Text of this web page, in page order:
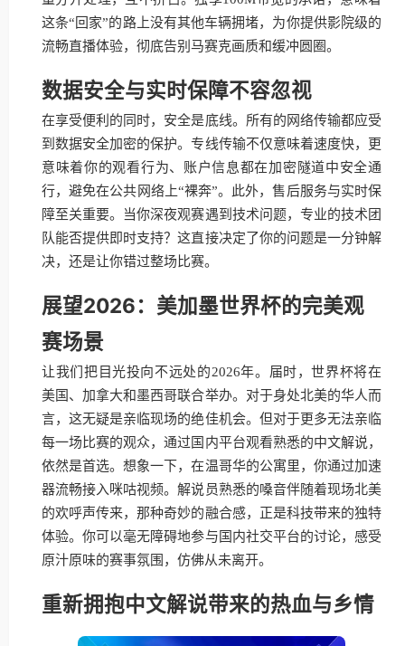
这条“回家”的路上没有其他车辆拥堵，为你提供影院级的
流畅直播体验，彻底告别马赛克画质和缓冲圆圈。
数据安全与实时保障不容忽视
在享受便利的同时，安全是底线。所有的网络传输都应受
到数据安全加密的保护。专线传输不仅意味着速度快，更
意味着你的观看行为、账户信息都在加密隧道中安全通
行，避免在公共网络上“裸奔”。此外，售后服务与实时保
障至关重要。当你深夜观赛遇到技术问题，专业的技术团
队能否提供即时支持？这直接决定了你的问题是一分钟解
决，还是让你错过整场比赛。
展望2026：美加墨世界杯的完美观
赛场景
让我们把目光投向不远处的2026年。届时，世界杯将在
美国、加拿大和墨西哥联合举办。对于身处北美的华人而
言，这无疑是亲临现场的绝佳机会。但对于更多无法亲临
每一场比赛的观众，通过国内平台观看熟悉的中文解说，
依然是首选。想象一下，在温哥华的公寓里，你通过加速
器流畅接入咪咕视频。解说员熟悉的嗓音伴随着现场北美
的欢呼声传来，那种奇妙的融合感，正是科技带来的独特
体验。你可以毫无障碍地参与国内社交平台的讨论，感受
原汁原味的赛事氛围，仿佛从未离开。
重新拥抱中文解说带来的热血与乡情